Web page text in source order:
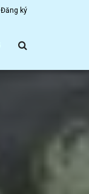
Đăng ký